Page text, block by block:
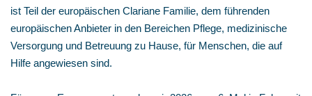
ist Teil der europäischen Clariane Familie, dem führenden
europäischen Anbieter in den Bereichen Pflege, medizinische
Versorgung und Betreuung zu Hause, für Menschen, die auf
Hilfe angewiesen sind.